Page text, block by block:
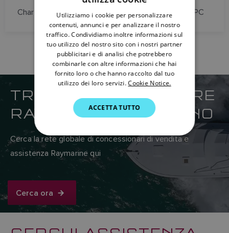
Chartplotter e Software di navigazione basati su PC
TROVA IL RIVENDITORE
RAYMARINE PIÙ VICINO
Cerca la rete globale di concessionari di vendita e
assistenza Raymarine qui
Cerca ora
ENGLISH
DANISH
ITALIAN
SWEDISH
DUTCH
NORWEGIAN
Utilizziamo i cookie per personalizzare
contenuti, annunci e per analizzare il nostro
traffico. Condividiamo inoltre informazioni sul
tuo utilizzo del nostro sito con i nostri partner
pubblicitari e di analisi che potrebbero
combinarle con altre informazioni che hai
fornito loro o che hanno raccolto dal tuo
utilizzo dei loro servizi. Cookie Notice.
ACCETTA TUTTO